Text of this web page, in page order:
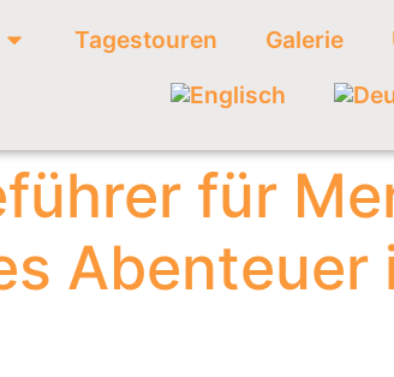
Tagestouren Galerie
für
Abenteuer